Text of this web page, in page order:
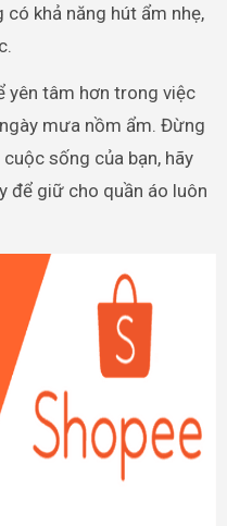
khả năng hút ẩm nhẹ,
yên tâm hơn trong việc
mưa nồm ẩm. Đừng
sống của bạn, hãy
để giữ cho quần áo luôn